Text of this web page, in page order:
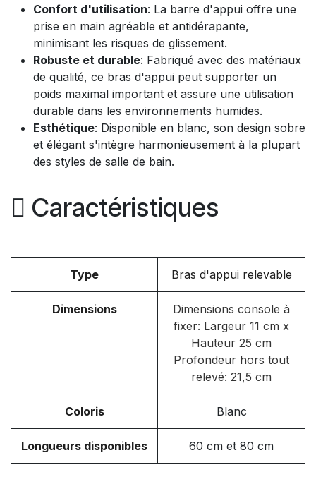
Confort d'utilisation: La barre d'appui offre une
prise en main agréable et antidérapante,
minimisant les risques de glissement.
Robuste et durable: Fabriqué avec des matériaux
de qualité, ce bras d'appui peut supporter un
poids maximal important et assure une utilisation
durable dans les environnements humides.
Esthétique: Disponible en blanc, son design sobre
et élégant s'intègre harmonieusement à la plupart
des styles de salle de bain.
Caractéristiques
Type Bras d'appui relevable
Dimensions
Dimensions console à
fixer: Largeur 11 cm x
Hauteur 25 cm
Profondeur hors tout
relevé: 21,5 cm
Coloris Blanc
Longueurs disponibles 60 cm et 80 cm